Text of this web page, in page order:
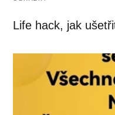
Life hack, jak